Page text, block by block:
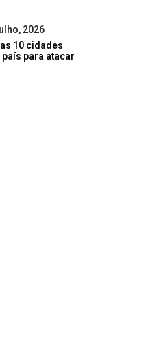
2026
10 cidades
para atacar